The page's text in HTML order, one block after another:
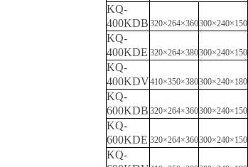
KQ-
400KDB 320×264×360300×240×150
KQ-
400KDE 320×264×380300×240×150
KQ-
400KDV410×350×380300×240×180
KQ-
600KDB 320×264×360300×240×150
KQ-
600KDE 320×264×360300×240×150
KQ-